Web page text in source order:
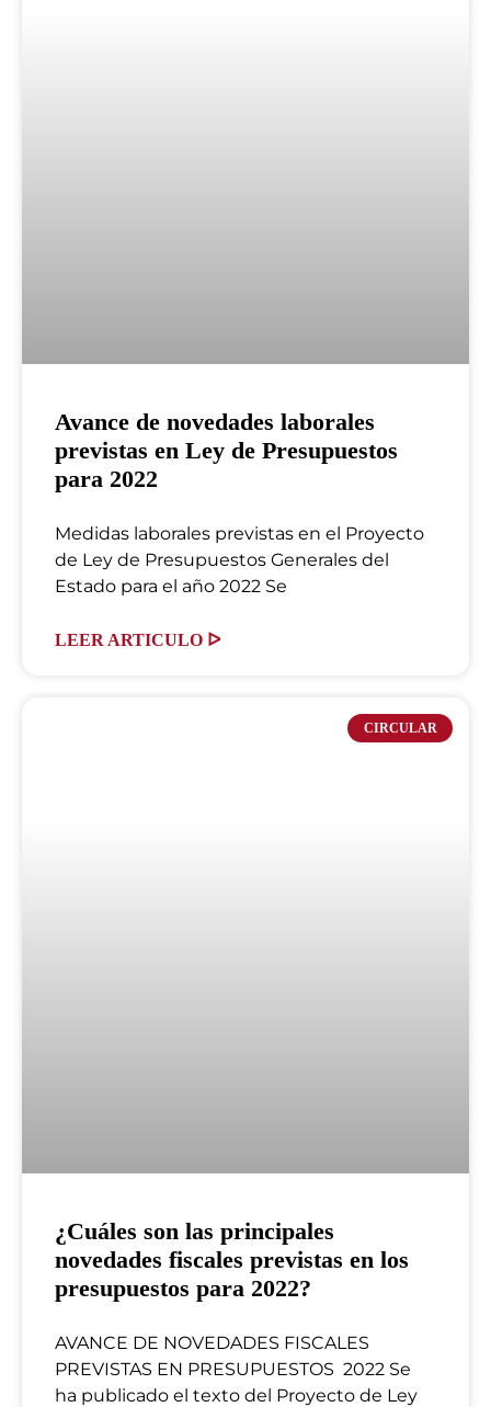
Avance de novedades laborales
previstas en Ley de Presupuestos
para 2022
Medidas laborales previstas en el Proyecto
de Ley de Presupuestos Generales del
Estado para el año 2022 Se
LEER ARTICULO ᐅ
CIRCULAR
¿Cuáles son las principales
novedades fiscales previstas en los
presupuestos para 2022?
AVANCE DE NOVEDADES FISCALES
PREVISTAS EN PRESUPUESTOS 2022 Se
ha publicado el texto del Proyecto de Ley